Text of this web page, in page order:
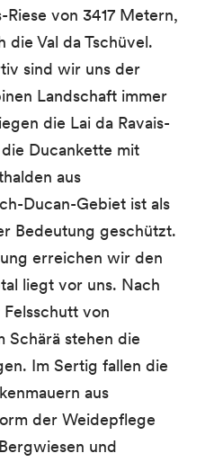
Riese von 3417 Metern,
Val da Tschüvel.
sind wir uns der
Landschaft immer
die Lai da Ravais-
Ducankette mit
aus
Ducan-Gebiet ist als
Bedeutung geschützt.
erreichen wir den
liegt vor uns. Nach
von
Schärä stehen die
Im Sertig fallen die
aus
der Weidepflege
und